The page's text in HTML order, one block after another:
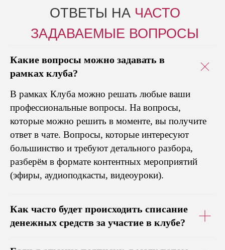
ОТВЕТЫ НА ЧАСТО
ЗАДАВАЕМЫЕ ВОПРОСЫ
Какие вопросы можно задавать в
рамках клуба?
В рамках Клуба можно решать любые ваши
профессиональные вопросы. На вопросы,
которые можно решить в моменте, вы получите
ответ в чате. Вопросы, которые интересуют
большинство и требуют детального разбора,
разберём в формате контентных мероприятий
(эфиры, аудиоподкасты, видеоуроки).
Как часто будет происходить списание
денежных средств за участие в клубе?